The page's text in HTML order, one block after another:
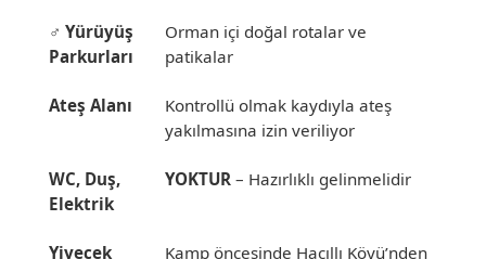
‍♂️ Yürüyüş
Parkurları
Orman içi doğal rotalar ve
patikalar
Ateş Alanı
Kontrollü olmak kaydıyla ateş
yakılmasına izin veriliyor
WC, Duş,
Elektrik
YOKTUR – Hazırlıklı gelinmelidir
Yiyecek
Kamp öncesinde Hacıllı Köyü’nden